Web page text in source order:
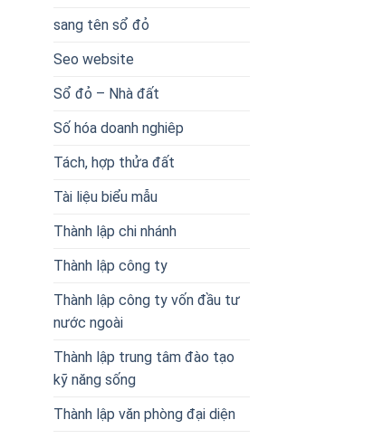
sang tên sổ đỏ
Seo website
Sổ đỏ – Nhà đất
Số hóa doanh nghiêp
Tách, hợp thửa đất
Tài liệu biểu mẫu
Thành lập chi nhánh
Thành lập công ty
Thành lập công ty vốn đầu tư
nước ngoài
Thành lập trung tâm đào tạo
kỹ năng sống
Thành lập văn phòng đại diện